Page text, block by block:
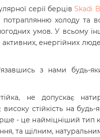
серії берцівSkadi
потраплянню холоду та
умов. У всьому
енергійних
з нами будь-
не допускає
стійкість на
- це найміцніший тип
та щілним,